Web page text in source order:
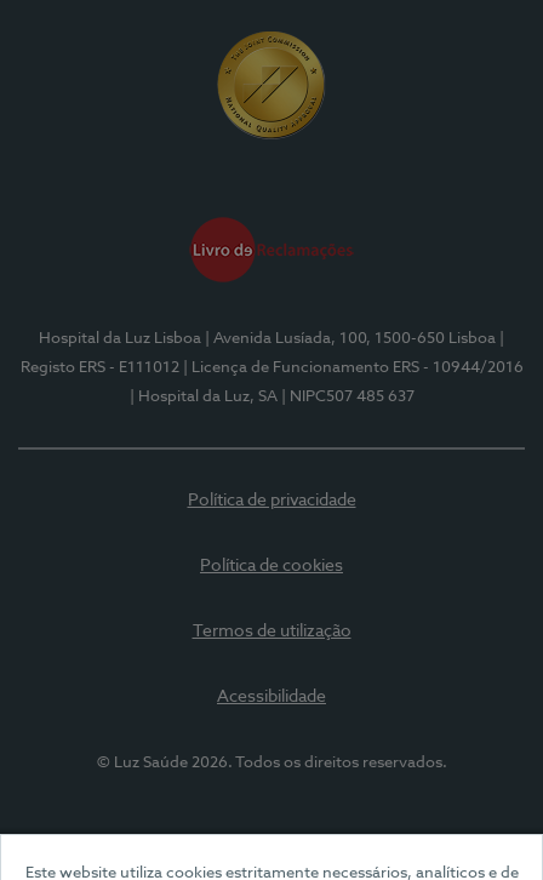
Este website utiliza cookies estritamente necessários, analíticos e de
Hospital da Luz Lisboa | Avenida Lusíada, 100, 1500-650 Lisboa
Registo ERS - E111012
| Licença de Funcionamento ERS - 10944/2016
| Hospital da Luz, SA
| NIPC507 485 637
Política de privacidade
Política de cookies
Termos de utilização
Acessibilidade
© Luz Saúde 2026. Todos os direitos reservados.